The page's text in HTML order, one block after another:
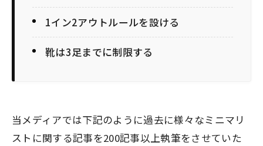
1イン2アウトルールを設ける
靴は3足までに制限する
当メディアでは下記のように過去に様々なミニマリ
ストに関する記事を200記事以上執筆をさせていた